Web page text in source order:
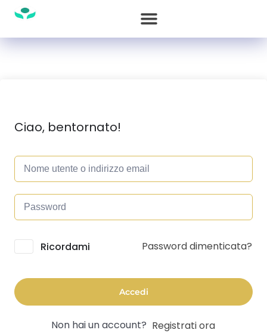
Ciao, bentornato!
Alternative:
Ricordami Password dimenticata?
Accedi
Non hai un account? Registrati ora